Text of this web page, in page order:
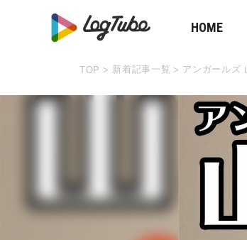
HOME
TOP > 新着記事一覧 > アンガールズ